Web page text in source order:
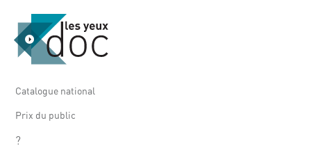
Catalogue national
Prix du public
?